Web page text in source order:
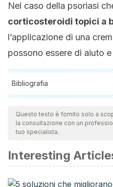
Nel caso della psoriasi
corticosteroidi topici a
l’applicazione di una
possono essere di aiuto
Bibliografia
Tutte le fonti citate sono state
team per garantirne la qualità,
validità. La bibliografia di
Corazza, M., Toni, G.,
(2021). Contact dermatitis of
215.https://www.mdpi.com/
Questo testo è fornito solo a
la consultazione con un
tuo specialista.
Interesting